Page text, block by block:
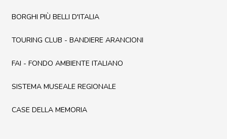
DIPINTO
FANTASTIKA
ENOTECA
BORGHI PIÙ BELLI D'ITALIA
TOURING CLUB - BANDIERE ARANCIONI
FAI - FONDO AMBIENTE ITALIANO
SISTEMA MUSEALE REGIONALE
CASE DELLA MEMORIA